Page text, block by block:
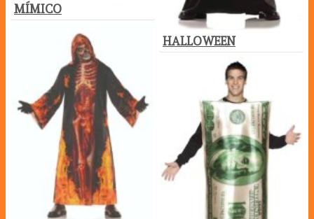
MÍMICO
HALLOWEEN